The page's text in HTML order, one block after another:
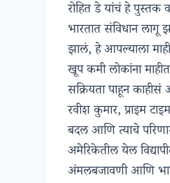
रोहित डे यांचं हे पुस्तक
भारतात संविधान लागू
झालं, हे आपल्याला
खूप कमी लोकांना
सक्रियता पाहून
रवीश कुमार, प्राइम
बदल आणि त्याचे
अमेरिकेतील येल
अंमलबजावणी आणि